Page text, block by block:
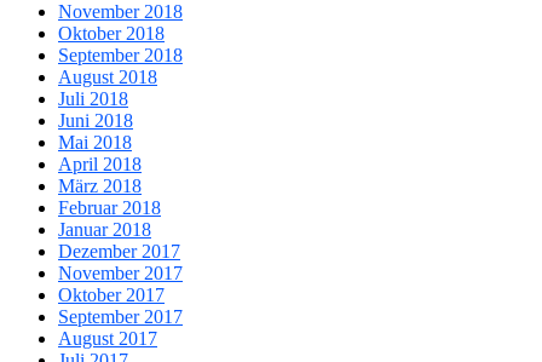
November 2018
Oktober 2018
September 2018
August 2018
Juli 2018
Juni 2018
Mai 2018
April 2018
März 2018
Februar 2018
Januar 2018
Dezember 2017
November 2017
Oktober 2017
September 2017
August 2017